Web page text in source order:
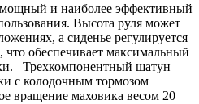
и наиболее эффективный
Высота руля может
а сиденье регулируется
что обеспечивает максимальный
Трехкомпонентный шатун
с колодочным тормозом
вращение маховика весом 20